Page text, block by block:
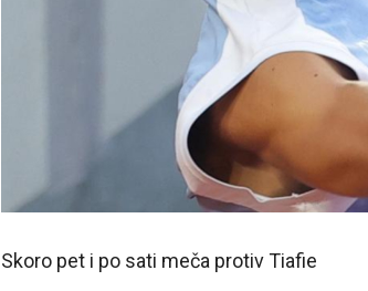
Skoro pet i po sati meča protiv Tiafie